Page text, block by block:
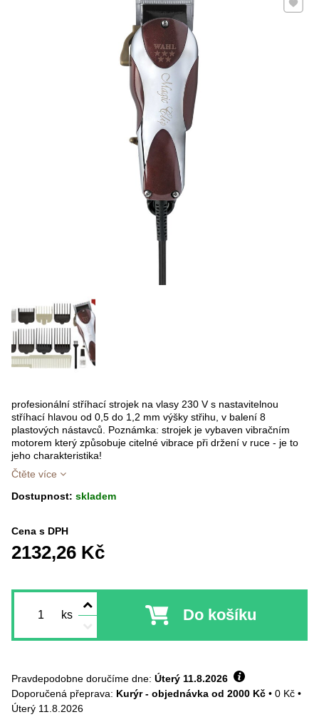
profesionální stříhací strojek na vlasy 230 V s nastavitelnou
stříhací hlavou od 0,5 do 1,2 mm výšky střihu, v balení 8
plastových nástavců. Poznámka: strojek je vybaven vibračním
motorem který způsobuje citelné vibrace při držení v ruce - je to
jeho charakteristika!
Čtěte více
Dostupnost: skladem
Cena s DPH
2132,26 Kč
ks Do košíku
Pravdepodobne doručíme dne: Úterý 11.8.2026
Kurýr - objednávka od 2000 Kč • 0 Kč •
Úterý 11.8.2026